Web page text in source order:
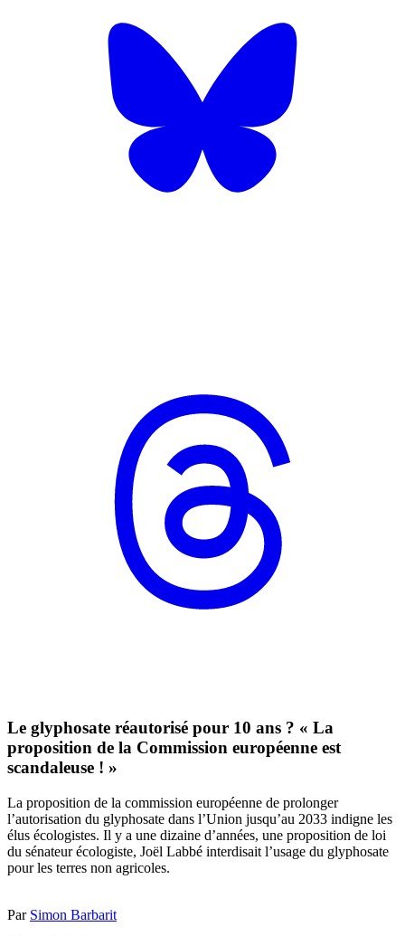
Le glyphosate réautorisé pour 10 ans ? « La
proposition de la Commission européenne est
scandaleuse ! »
La proposition de la commission européenne de prolonger
l’autorisation du glyphosate dans l’Union jusqu’au 2033 indigne les
élus écologistes. Il y a une dizaine d’années, une proposition de loi
du sénateur écologiste, Joël Labbé interdisait l’usage du glyphosate
pour les terres non agricoles.
Par Simon Barbarit